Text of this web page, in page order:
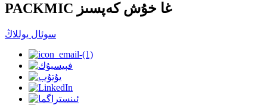
PACKMIC غا خۇش كەپسىز
سوئال يوللاڭ